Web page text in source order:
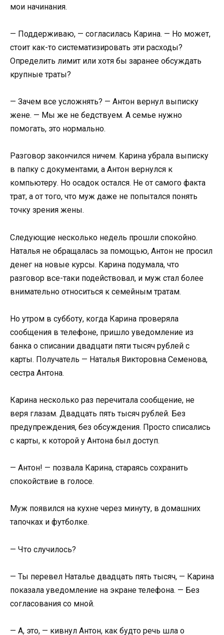
мои начинания.
— Поддерживаю, — согласилась Карина. — Но может,
стоит как-то систематизировать эти расходы?
Определить лимит или хотя бы заранее обсуждать
крупные траты?
— Зачем все усложнять? — Антон вернул выписку
жене. — Мы же не бедствуем. А семье нужно
помогать, это нормально.
Разговор закончился ничем. Карина убрала выписку
в папку с документами, а Антон вернулся к
компьютеру. Но осадок остался. Не от самого факта
трат, а от того, что муж даже не попытался понять
точку зрения жены.
Следующие несколько недель прошли спокойно.
Наталья не обращалась за помощью, Антон не просил
денег на новые курсы. Карина подумала, что
разговор все-таки подействовал, и муж стал более
внимательно относиться к семейным тратам.
Но утром в субботу, когда Карина проверяла
сообщения в телефоне, пришло уведомление из
банка о списании двадцати пяти тысяч рублей с
карты. Получатель — Наталья Викторовна Семенова,
сестра Антона.
Карина несколько раз перечитала сообщение, не
веря глазам. Двадцать пять тысяч рублей. Без
предупреждения, без обсуждения. Просто списались
с карты, к которой у Антона был доступ.
— Антон! — позвала Карина, стараясь сохранить
спокойствие в голосе.
Муж появился на кухне через минуту, в домашних
тапочках и футболке.
— Что случилось?
— Ты перевел Наталье двадцать пять тысяч, — Карина
показала уведомление на экране телефона. — Без
согласования со мной.
— А, это, — кивнул Антон, как будто речь шла о